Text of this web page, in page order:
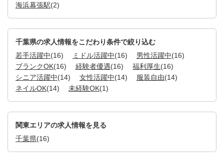
海浜幕張駅(2)
千葉県の求人情報をこだわり条件で絞り込む
若手活躍中(16) ミドル活躍中(16) 男性活躍中(16)
ブランクOK(16) 経験者優遇(16) 福利厚生(16)
シニア活躍中(14) 女性活躍中(14) 服装自由(14)
ネイルOK(14) 未経験OK(1)
関東エリアの求人情報を見る
千葉県(16)